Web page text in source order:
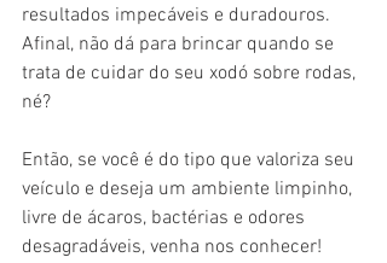
resultados impecáveis e duradouros.
Afinal, não dá para brincar quando se
trata de cuidar do seu xodó sobre rodas,
né?
Então, se você é do tipo que valoriza seu
veículo e deseja um ambiente limpinho,
livre de ácaros, bactérias e odores
desagradáveis, venha nos conhecer!